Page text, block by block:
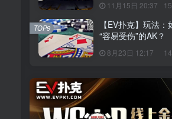
正式开启！
11月15日 20:37
【EV扑克】玩法
“容易受伤”的AK？
8月23日 12:17
TOP9